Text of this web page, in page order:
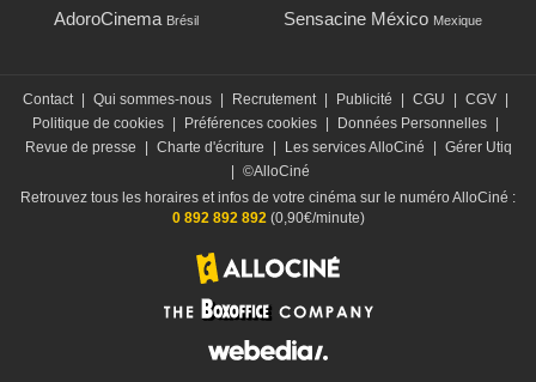
AdoroCinema Brésil Sensacine México Mexique
Contact Qui sommes-nous Recrutement Publicité CGU CGV
Politique de cookies
Préférences cookies Données Personnelles
Revue de presse
Charte d'écriture Les services AlloCiné
Gérer Utiq
©AlloCiné
Retrouvez tous les horaires et infos de votre cinéma sur le numéro AlloCiné :
0 892 892 892(0,90€/minute)